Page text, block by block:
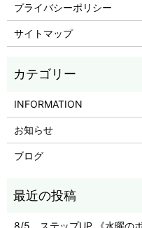
プライバシーポリシー
サイトマップ
INFORMATION
お知らせ
ブログ
8/5 ステップUP 《水曜のボ